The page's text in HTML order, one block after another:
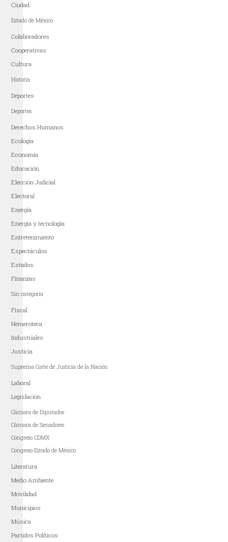
Ciudad
Estado de México
Colaboradores
Cooperativas
Cultura
Historia
Deportes
Deportes
Derechos Humanos
Ecología
Economía
Educación
Elección Judicial
Electoral
Energía
Energía y tecnología
Entretenimiento
Espectáculos
Estados
Finanzas
Sin categoría
Fiscal
Hemeroteca
Industriales
Justicia
Suprema Corte de Justicia de la Nación
Laboral
Legislación
Cámara de Diputados
Cámara de Senadores
Congreso CDMX
Congreso Estado de México
Literatura
Medio Ambiente
Movilidad
Municipios
Música
Partidos Políticos